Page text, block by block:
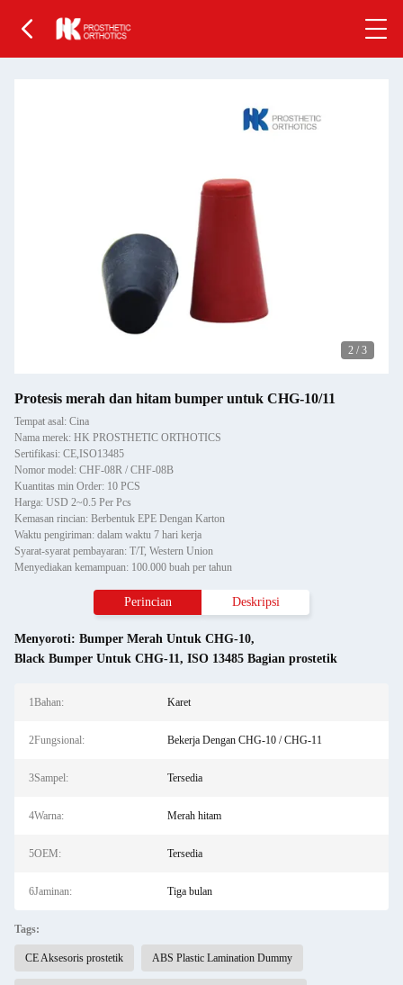
2 / 3
Protesis merah dan hitam bumper untuk CHG-10/11
Tempat asal: Cina
Nama merek: HK PROSTHETIC ORTHOTICS
Sertifikasi: CE,ISO13485
Nomor model: CHF-08R / CHF-08B
Kuantitas min Order: 10 PCS
Harga: USD 2~0.5 Per Pcs
Kemasan rincian: Berbentuk EPE Dengan Karton
Waktu pengiriman: dalam waktu 7 hari kerja
Syarat-syarat pembayaran: T/T, Western Union
Menyediakan kemampuan: 100.000 buah per tahun
Perincian Deskripsi
Menyoroti: Bumper Merah Untuk CHG-10,
Black Bumper Untuk CHG-11, ISO 13485 Bagian prostetik
1Bahan: Karet
2Fungsional: Bekerja Dengan CHG-10 / CHG-11
3Sampel: Tersedia
4Warna: Merah hitam
5OEM: Tersedia
6Jaminan: Tiga bulan
Tags:
CE Aksesoris prostetik ABS Plastic Lamination Dummy